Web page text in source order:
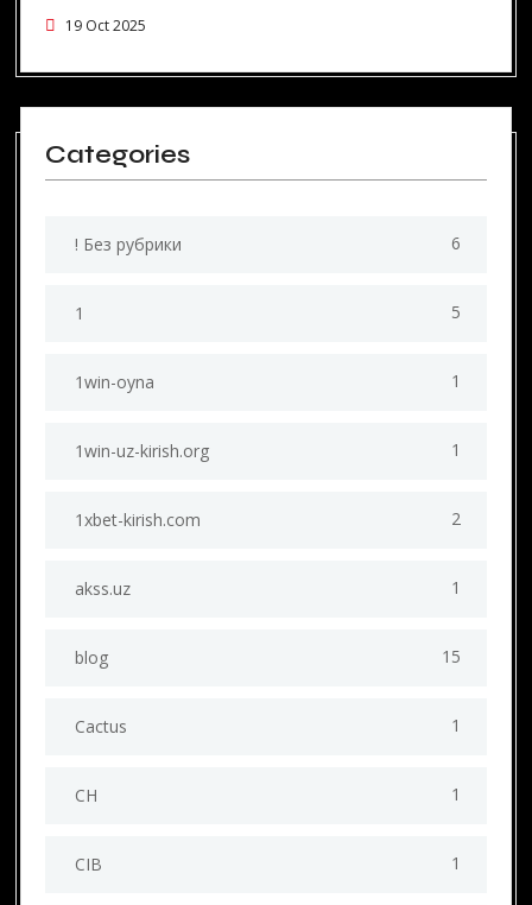
19 Oct 2025
Categories
! Без рубрики 6
1 5
1win-oyna 1
1win-uz-kirish.org 1
1xbet-kirish.com 2
akss.uz 1
blog 15
Cactus 1
CH 1
CIB 1